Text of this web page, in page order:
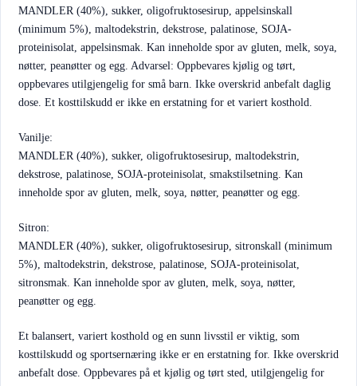
MANDLER (40%), sukker, oligofruktosesirup, appelsinskall
(minimum 5%), maltodekstrin, dekstrose, palatinose, SOJA-
proteinisolat, appelsinsmak. Kan inneholde spor av gluten, melk, soya,
nøtter, peanøtter og egg. Advarsel: Oppbevares kjølig og tørt,
oppbevares utilgjengelig for små barn. Ikke overskrid anbefalt daglig
dose. Et kosttilskudd er ikke en erstatning for et variert kosthold.
Vanilje:
MANDLER (40%), sukker, oligofruktosesirup, maltodekstrin,
dekstrose, palatinose, SOJA-proteinisolat, smakstilsetning. Kan
inneholde spor av gluten, melk, soya, nøtter, peanøtter og egg.
Sitron:
MANDLER (40%), sukker, oligofruktosesirup, sitronskall (minimum
5%), maltodekstrin, dekstrose, palatinose, SOJA-proteinisolat,
sitronsmak. Kan inneholde spor av gluten, melk, soya, nøtter,
peanøtter og egg.
Et balansert, variert kosthold og en sunn livsstil er viktig, som
kosttilskudd og sportsernæring ikke er en erstatning for. Ikke overskrid
anbefalt dose. Oppbevares på et kjølig og tørt sted, utilgjengelig for